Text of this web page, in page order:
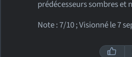
prédécesseurs sombres et
Note : 7/10 ; Visionné le 7